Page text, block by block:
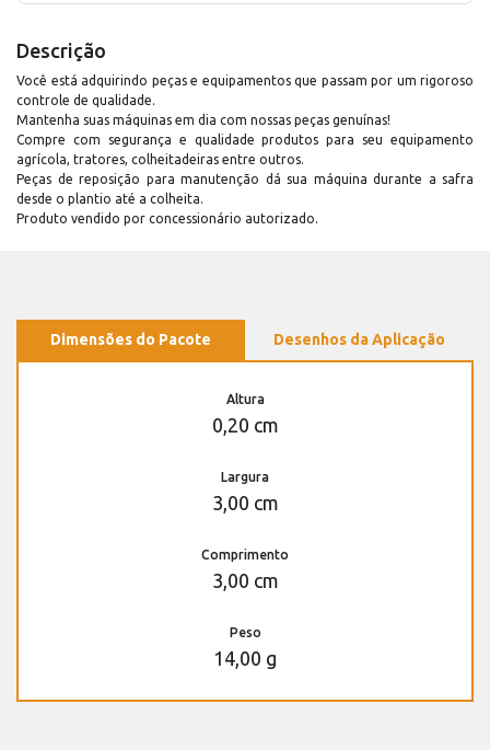
Descrição
Você está adquirindo peças e equipamentos que passam por um rigoroso
controle de qualidade.
Mantenha suas máquinas em dia com nossas peças genuínas!
Compre com segurança e qualidade produtos para seu equipamento
agrícola, tratores, colheitadeiras entre outros.
Peças de reposição para manutenção dá sua máquina durante a safra
desde o plantio até a colheita.
Produto vendido por concessionário autorizado.
Dimensões do Pacote Desenhos da Aplicação
Altura
0,20 cm
Largura
3,00 cm
Comprimento
3,00 cm
Peso
14,00 g